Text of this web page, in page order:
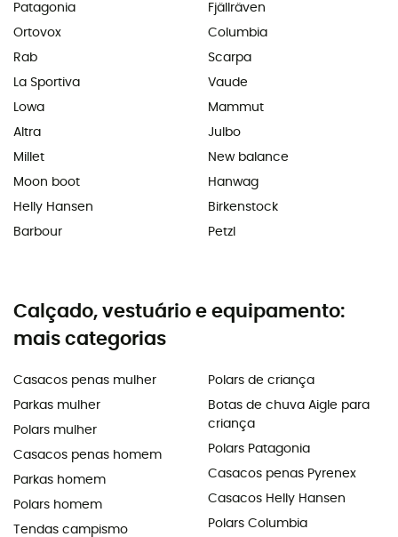
Patagonia
Ortovox
Rab
La Sportiva
Lowa
Altra
Millet
Moon boot
Helly Hansen
Barbour
Fjällräven
Columbia
Scarpa
Vaude
Mammut
Julbo
New balance
Hanwag
Birkenstock
Petzl
Calçado, vestuário e equipamento:
mais categorias
Casacos penas mulher
Parkas mulher
Polars mulher
Casacos penas homem
Parkas homem
Polars homem
Tendas campismo
Polars de criança
Botas de chuva Aigle para
criança
Polars Patagonia
Casacos penas Pyrenex
Casacos Helly Hansen
Polars Columbia